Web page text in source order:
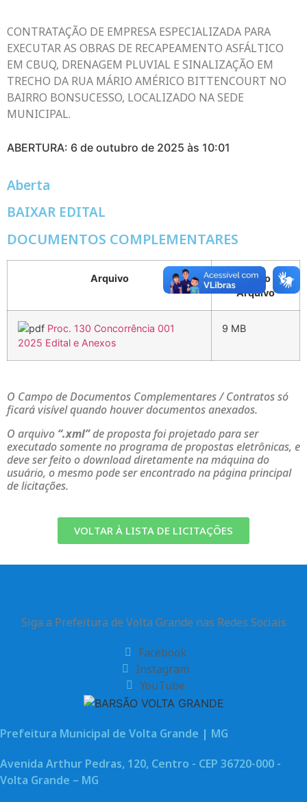
CONTRATAÇÃO DE EMPRESA ESPECIALIZADA PARA
EXECUTAR AS OBRAS DE RECAPEAMENTO ASFÁLTICO
EM CBUQ, DRENAGEM PLUVIAL E SINALIZAÇÃO EM
TRECHO DA RUA MÁRIO AMÉRICO BITTENCOURT NO
BAIRRO BONSUCESSO, LOCALIZADO NA SEDE
MUNICIPAL.
ABERTURA: 6 de outubro de 2025 às 10:01
Aberta
BAIXAR EDITAL
DOCUMENTOS COMPLEMENTARES
Arquivo
Tamanho do
Arquivo
Proc. 130 Concorrência 001
2025 Edital e Anexos
9 MB
O Campo de Documentos Complementares / Contratos só
ficará visível quando houver documentos anexados.
O arquivo “.xml”de proposta foi projetado para ser
executado somente no programa de propostas eletrônicas, e
deve ser feito o download diretamente na máquina do
usuário, o mesmo pode ser encontrado na página principal
de licitações.
VOLTAR À LISTA DE LICITAÇÕES
Siga a Prefeitura de Volta Grande nas Redes Sociais
Facebook
Instagram
YouTube
Prefeitura Municipal de Volta Grande | MG
Avenida Arthur Pedras, 120, Centro - CEP 36720-000 -
Volta Grande – MG